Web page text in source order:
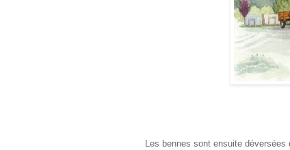
Les bennes sont ensuite